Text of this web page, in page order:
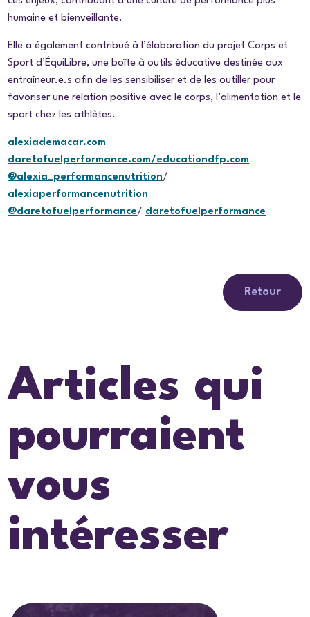
humaine et bienveillante.
Elle a également contribué à l’élaboration du projetCorps et
Sportd’ÉquiLibre, une boîte à outils éducative destinée aux
entraîneur.e.s afin de les sensibiliser et de les outiller pour
favoriser une relation positive avec le corps, l’alimentation et le
sport chez les athlètes.
alexiademacar.com
daretofuelperformance.com/educationdfp.com
@alexia_performancenutrition/
alexiaperformancenutrition
@daretofuelperformance/ daretofuelperformance
Retour
Articles qui
pourraient
vous
intéresser